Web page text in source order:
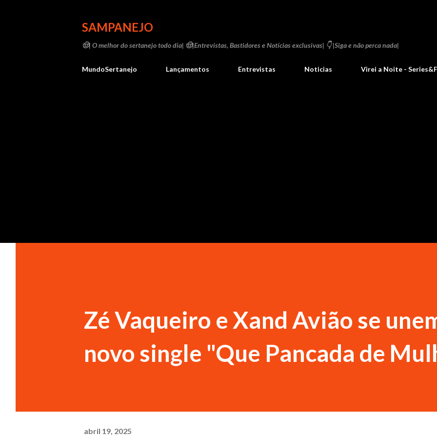
SAMPANEJO
🤠| O melhor do sertanejo todo dia| 🤠|Entrevistas, Bastidores e Notícias exclusivas| 👇 |Siga e não perca nada|
MundoSertanejo Lançamentos Entrevistas Noticias Virei a Noite -
Zé Vaqueiro e Xand Avião se
novo single "Que Pancada de
abril 19, 2025